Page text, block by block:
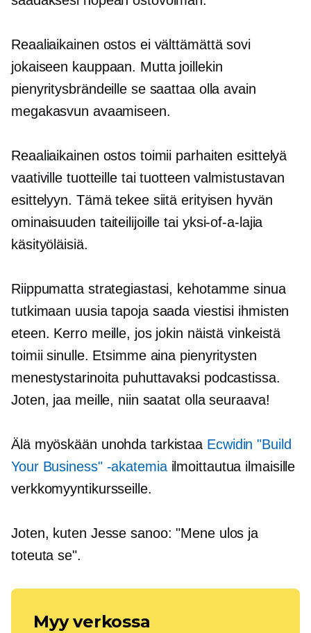
Reaaliaikainen ostos ei välttämättä sovi
jokaiseen kauppaan. Mutta joillekin
pienyritysbrändeille se saattaa olla avain
megakasvun avaamiseen.
Reaaliaikainen ostos toimii parhaiten esittelyä
vaativille tuotteille tai tuotteen valmistustavan
esittelyyn. Tämä tekee siitä erityisen hyvän
ominaisuuden taiteilijoille tai yksi-of-a-lajia
käsityöläisiä.
Riippumatta strategiastasi, kehotamme sinua
tutkimaan uusia tapoja saada viestisi ihmisten
eteen. Kerro meille, jos jokin näistä vinkeistä
toimii sinulle. Etsimme aina pienyritysten
menestystarinoita puhuttavaksi podcastissa.
Joten, jaa meille, niin saatat olla seuraava!
Älä myöskään unohda tarkistaa Ecwidin "Build
Your Business" -akatemiailmoittautua ilmaisille
verkkomyyntikursseille.
Joten, kuten Jesse sanoo: "Mene ulos ja
toteuta se".
Myy verkossa